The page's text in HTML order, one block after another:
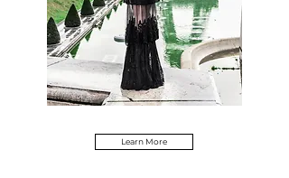
Learn More